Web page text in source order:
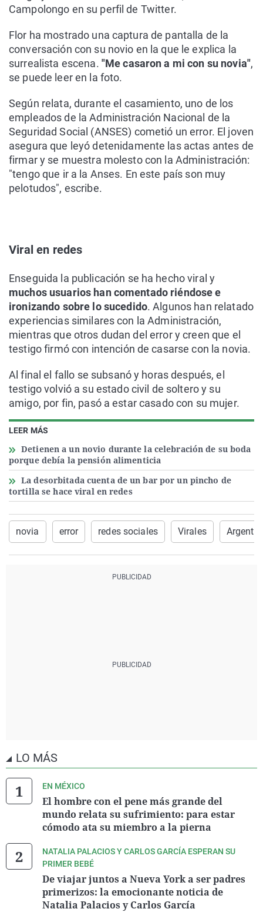
LEER MÁS
Detienen a un novio durante la celebración de su boda
porque debía la pensión alimenticia
La desorbitada cuenta de un bar por un pincho de
tortilla se hace viral en redes
Campolongo en su perfil de Twitter.
Flor ha mostrado una captura de pantalla de la
conversación con su novio en la que le explica la
surrealista escena. "Me casaron a mi con su novia",
se puede leer en la foto.
Según relata, durante el casamiento, uno de los
empleados de la Administración Nacional de la
Seguridad Social (ANSES) cometió un error. El joven
asegura que leyó detenidamente las actas antes de
firmar y se muestra molesto con la Administración:
"tengo que ir a la Anses. En este país son muy
pelotudos", escribe.
Viral en redes
Enseguida la publicación se ha hecho viral y
muchos usuarios han comentado riéndose e
ironizando sobre lo sucedido. Algunos han relatado
experiencias similares con la Administración,
mientras que otros dudan del error y creen que el
testigo firmó con intención de casarse con la novia.
Al final el fallo se subsanó y horas después, el
testigo volvió a su estado civil de soltero y su
amigo, por fin, pasó a estar casado con su mujer.
novia error redes sociales Virales
LO MÁS
EN MÉXICO
El hombre con el pene más grande del
mundo relata su sufrimiento: para estar
cómodo ata su miembro a la pierna
NATALIA PALACIOS Y CARLOS GARCÍA ESPERAN SU
PRIMER BEBÉ
De viajar juntos a Nueva York a ser padres
primerizos: la emocionante noticia de
Natalia Palacios y Carlos García